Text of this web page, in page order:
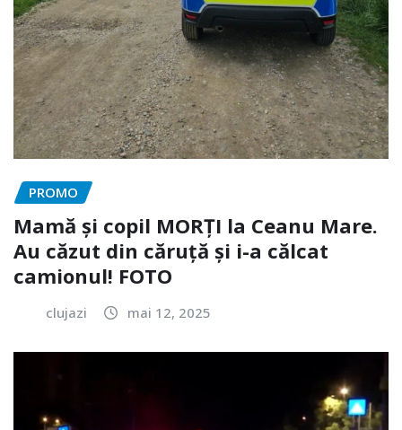
PROMO
Mamă și copil MORȚI la Ceanu Mare.
Au căzut din căruță și i-a călcat
camionul! FOTO
clujazi mai 12, 2025